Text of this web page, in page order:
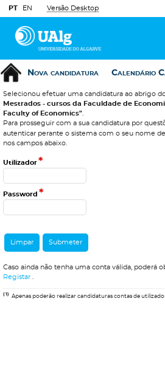
PT EN Versão Desktop
Nova candidatura Calendário
Selecionou efetuar uma candidatura ao abrigo
Mestrados - cursos da Faculdade de
Faculty of Economics"
Para prosseguir com a sua candidatura por
autenticar perante o sistema com o seu nome
nos campos abaixo.
Utilizador*
Password *
Caso ainda não tenha uma conta válida, poderá
Registar
(1) Apenas poderão realizar candidaturas contas de